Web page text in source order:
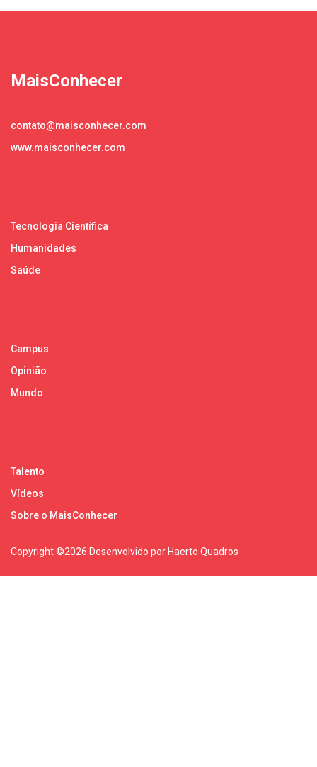
MaisConhecer
contato@maisconhecer.com
www.maisconhecer.com
Tecnologia Científica
Humanidades
Saúde
Campus
Opinião
Mundo
Talento
Vídeos
Sobre o MaisConhecer
Copyright ©2026 Desenvolvido por Haerto Quadros